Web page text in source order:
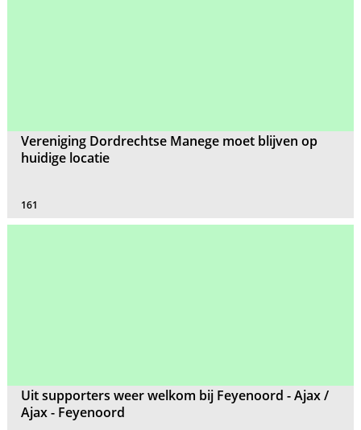
Vereniging Dordrechtse Manege moet blijven op
huidige locatie
161
Uit supporters weer welkom bij Feyenoord - Ajax /
Ajax - Feyenoord